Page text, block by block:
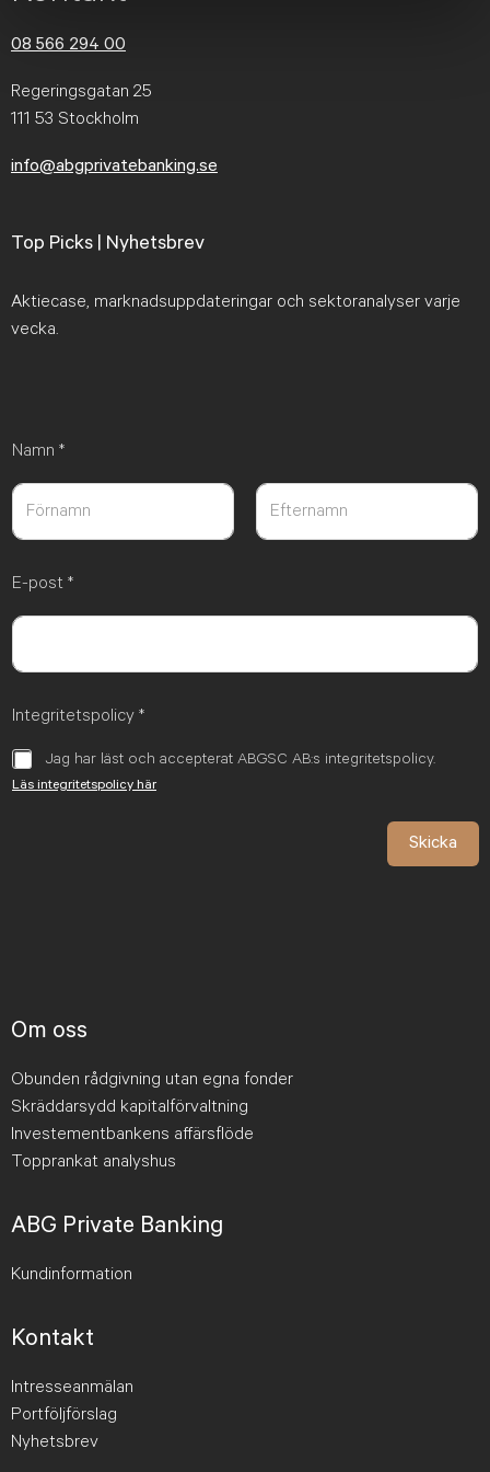
08 566 294 00
Regeringsgatan 25
111 53 Stockholm
info@abgprivatebanking.se
Top Picks | Nyhetsbrev
Aktiecase, marknadsuppdateringar och sektoranalyser varje
vecka.
Namn *
E-post *
Integritetspolicy *
Jag har läst och accepterat ABGSC AB:s integritetspolicy.
Läs integritetspolicy här
Skicka
Om oss
Obunden rådgivning utan egna fonder
Skräddarsydd kapitalförvaltning
Investementbankens affärsflöde
Topprankat analyshus
ABG Private Banking
Kundinformation
Kontakt
Intresseanmälan
Portföljförslag
Nyhetsbrev